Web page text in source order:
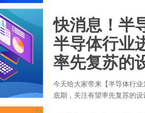
快消息！半
半导体行业
率先复苏的
今天给大家带来【半导体行
底期，关注有望率先复苏的